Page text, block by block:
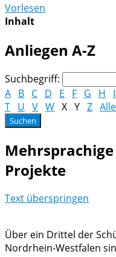
Vorlesen
Inhalt
Anliegen A-Z
Suchbegriff:
A B C D E F G H I
T U V W X Y Z Alle
Projekte
Text überspringen
Über ein Drittel der
Nordrhein-Westfalen